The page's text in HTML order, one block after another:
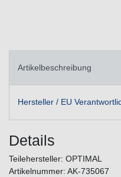
Artikelbeschreibung
Hersteller / EU
Details
Teilehersteller: OPTIMAL
Artikelnummer: AK-735067